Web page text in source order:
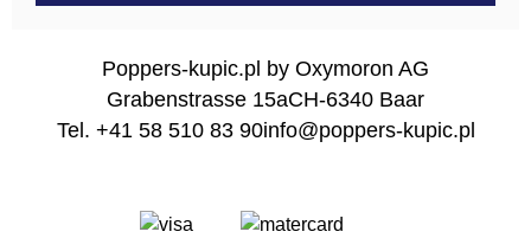
Poppers-kupic.pl by Oxymoron AG
Grabenstrasse 15aCH-6340 Baar
Tel. +41 58 510 83 90info@poppers-kupic.pl